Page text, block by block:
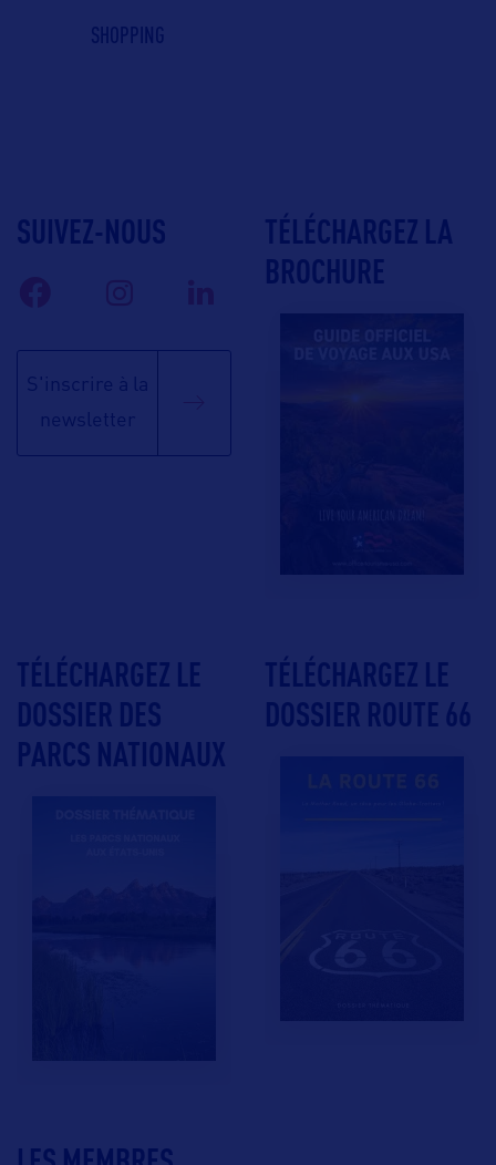
SHOPPING
SUIVEZ-NOUS
S'inscrire à la
newsletter
TÉLÉCHARGEZ LA
BROCHURE
TÉLÉCHARGEZ LE
DOSSIER DES
PARCS NATIONAUX
TÉLÉCHARGEZ LE
DOSSIER ROUTE 66